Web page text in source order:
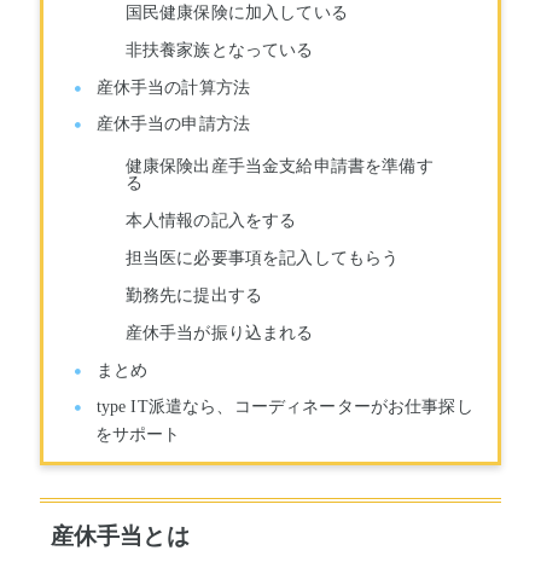
国民健康保険に加入している
非扶養家族となっている
産休手当の計算方法
産休手当の申請方法
健康保険出産手当金支給申請書を準備す
る
本人情報の記入をする
担当医に必要事項を記入してもらう
勤務先に提出する
産休手当が振り込まれる
まとめ
type IT派遣なら、コーディネーターがお仕事探し
をサポート
産休手当とは